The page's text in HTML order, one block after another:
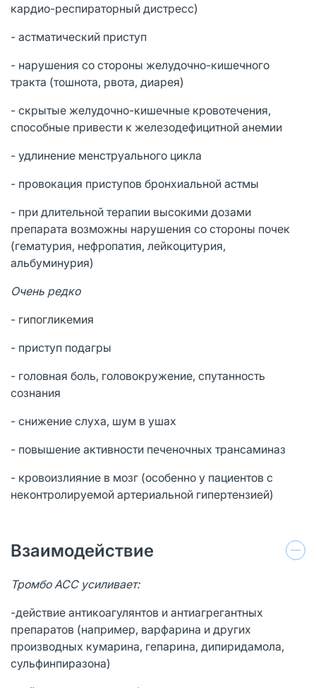
кардио-респираторный дистресс)
- астматический приступ
- нарушения со стороны желудочно-кишечного
тракта (тошнота, рвота, диарея)
- скрытые желудочно-кишечные кровотечения,
способные привести к железодефицитной анемии
- удлинение менструального цикла
- провокация приступов бронхиальной астмы
- при длительной терапии высокими дозами
препарата возможны нарушения со стороны почек
(гематурия, нефропатия, лейкоцитурия,
альбуминурия)
Очень редко
- гипогликемия
- приступ подагры
- головная боль, головокружение, спутанность
сознания
- снижение слуха, шум в ушах
- повышение активности печеночных трансаминаз
- кровоизлияние в мозг (особенно у пациентов с
неконтролируемой артериальной гипертензией)
Взаимодействие
Тромбо АСС усиливает:
-действие антикоагулянтов и антиагрегантных
препаратов (например, варфарина и других
производных кумарина, гепарина, дипиридамола,
сульфинпиразона)